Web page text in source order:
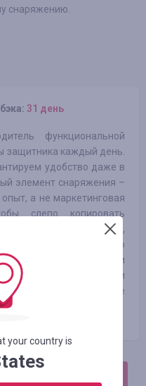
снаряжению.
31 день
функциональной
каждый день.
удобство даже в
элемент снаряжения –
а не маркетинговая
слепо копировать
собственные решения,
и постоянно
Мы честны с нашими
заработок выше жизни
– личность, а не
your country is